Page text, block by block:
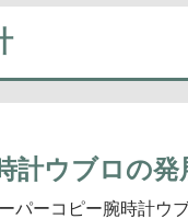
計ウブロの発
パーコピー腕時計ウ